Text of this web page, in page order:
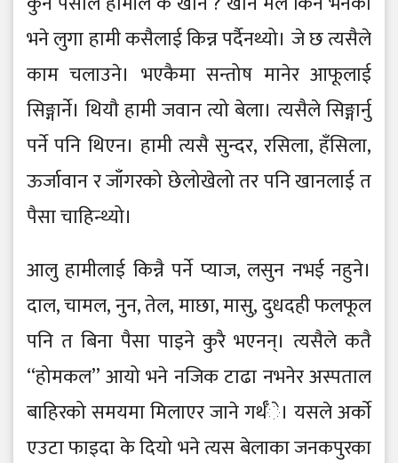
भने लुगा हामी कसैलाई किन्न पर्दैनथ्यो। जे छ त्यसैले
काम चलाउने। भएकैमा सन्तोष मानेर आफूलाई
सिङ्गार्ने। थियौ हामी जवान त्यो बेला। त्यसैले सिङ्गार्नु
पर्ने पनि थिएन। हामी त्यसै सुन्दर, रसिला, हँसिला,
ऊर्जावान र जाँगरको छेलोखेलो तर पनि खानलाई त
पैसा चाहिन्थ्यो।
आलु हामीलाई किन्नै पर्ने प्याज, लसुन नभई नहुने।
दाल, चामल, नुन, तेल, माछा, मासु, दुधदही फलफूल
पनि त बिना पैसा पाइने कुरै भएनन्। त्यसैले कतै
‘‘होमकल’’ आयो भने नजिक टाढा नभनेर अस्पताल
बाहिरको समयमा मिलाएर जाने गर्थँे। यसले अर्काे
एउटा फाइदा के दियो भने त्यस बेलाका जनकपुरका